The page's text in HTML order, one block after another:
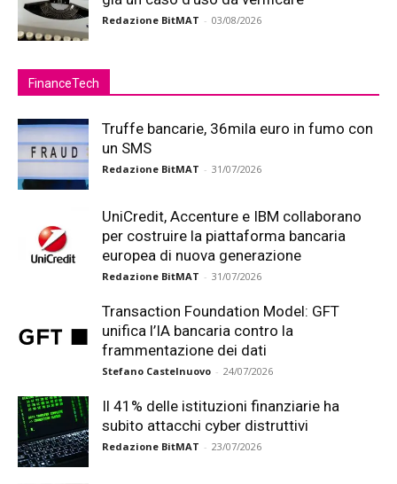
Redazione BitMAT - 03/08/2026
FinanceTech
Truffe bancarie, 36mila euro in fumo con
un SMS
Redazione BitMAT - 31/07/2026
UniCredit, Accenture e IBM collaborano
per costruire la piattaforma bancaria
europea di nuova generazione
Redazione BitMAT - 31/07/2026
Transaction Foundation Model: GFT
unifica l’IA bancaria contro la
frammentazione dei dati
Stefano Castelnuovo - 24/07/2026
Il 41% delle istituzioni finanziarie ha
subito attacchi cyber distruttivi
Redazione BitMAT - 23/07/2026